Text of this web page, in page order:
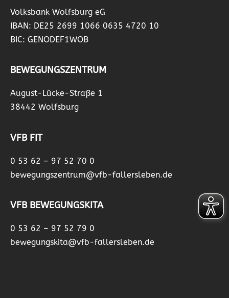
Volksbank Wolfsburg eG
IBAN: DE25 2699 1066 0635 4720 10
BIC: GENODEF1WOB
BEWEGUNGSZENTRUM
August-Lücke-Straße 1
38442 Wolfsburg
VFB FIT
0 53 62 – 97 52 70 0
bewegungszentrum@vfb-fallersleben.de
VFB BEWEGUNGSKITA
0 53 62 – 97 52 79 0
bewegungskita@vfb-fallersleben.de